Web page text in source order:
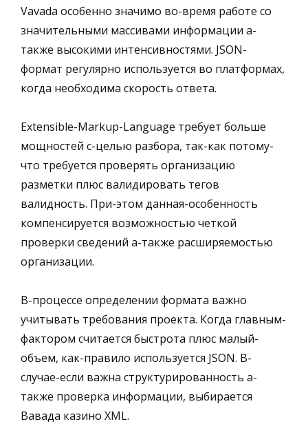
Vavada особенно значимо во-время работе со
значительными массивами информации а-
также высокими интенсивностями. JSON-
формат регулярно используется во платформах,
когда необходима скорость ответа.
Extensible-Markup-Language требует больше
мощностей с-целью разбора, так-как потому-
что требуется проверять организацию
разметки плюс валидировать тегов
валидность. При-этом данная-особенность
компенсируется возможностью четкой
проверки сведений а-также расширяемостью
организации.
В-процессе определении формата важно
учитывать требования проекта. Когда главным-
фактором считается быстрота плюс малый-
объем, как-правило используется JSON. В-
случае-если важна структурированность а-
также проверка информации, выбирается
Вавада казино XML.